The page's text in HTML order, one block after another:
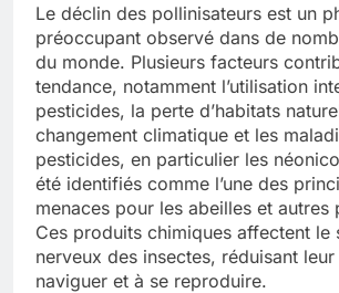
Le déclin des pollinisateurs est un
préoccupant observé dans de
du monde. Plusieurs facteurs
tendance, notamment l’utilisation
pesticides, la perte d’habitats
changement climatique et les
pesticides, en particulier les
été identifiés comme l’une des
menaces pour les abeilles et autres
Ces produits chimiques affectent le
nerveux des insectes, réduisant
naviguer et à se reproduire.